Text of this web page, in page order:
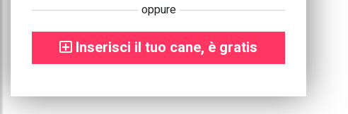
oppure
Inserisci il tuo cane, è gratis